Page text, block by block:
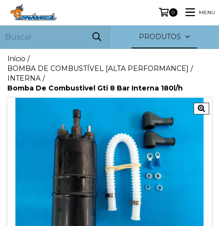
0 MENU
PRODUTOS
Início /
BOMBA DE COMBUSTÍVEL [ALTA PERFORMANCE] /
INTERNA /
Bomba De Combustivel Gti 8 Bar Interna 180l/h